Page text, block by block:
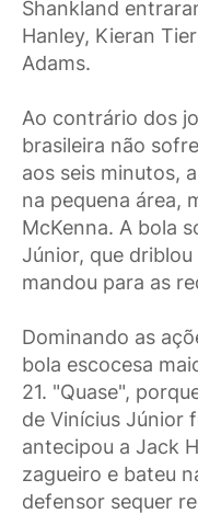
Shankland
Hanley, Kieran
Adams.
Ao contrário dos
brasileira não
aos seis minutos,
na pequena área,
McKenna. A bola
Júnior, que
mandou para as
Dominando as
bola escocesa
21. "Quase",
de Vinícius Júnior
antecipou a Jack
zagueiro e bateu
defensor sequer